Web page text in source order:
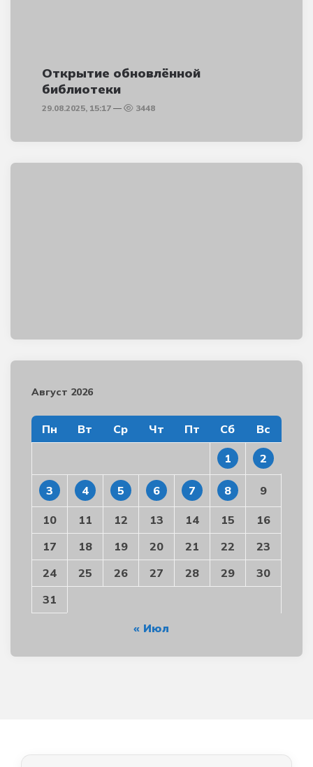
Открытие обновлённой
библиотеки
29.08.2025, 15:17 3448
Август 2026
Пн Вт Ср Чт Пт Сб Вс
1 2
3 4 5 6 7 8 9
10 11 12 13 14 15
16
17
18 19 20 21 22
23
24
25 26 27 28 29
30
31
« Июл